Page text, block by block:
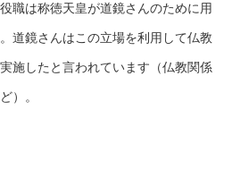
職は称徳天皇が道鏡さんのために用
道鏡さんはこの立場を利用して仏教
施したと言われています（仏教関係
）。